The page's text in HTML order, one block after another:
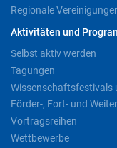
Regionale
Aktivitäten und
Selbst aktiv werden
Tagungen
Wissenschaftsfestivals
Förder-, Fort- und
Vortragsreihen
Wettbewerbe